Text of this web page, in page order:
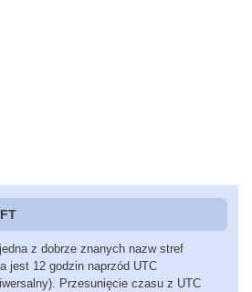
z dobrze znanych nazw stref
jest 12 godzin naprzód UTC
Przesunięcie czasu z UTC